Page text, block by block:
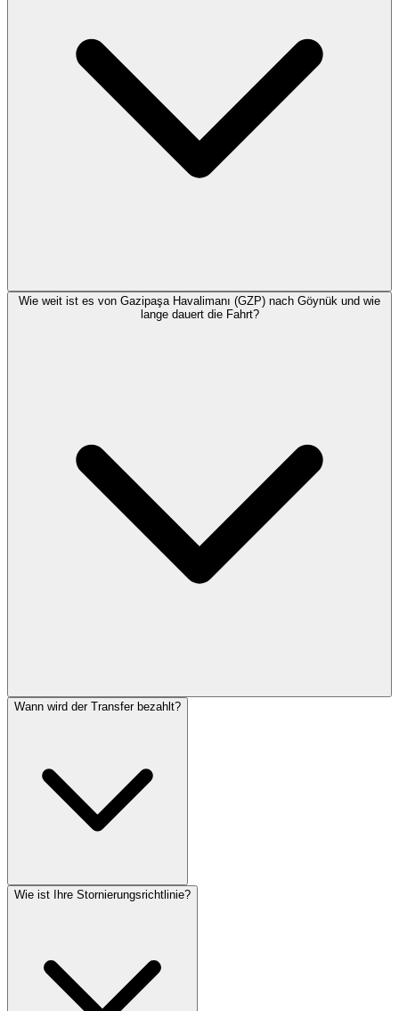
Wie weit ist es von Gazipaşa Havalimanı (GZP) nach Göynük und wie
lange dauert die Fahrt?
Wann wird der Transfer bezahlt?
Wie ist Ihre Stornierungsrichtlinie?